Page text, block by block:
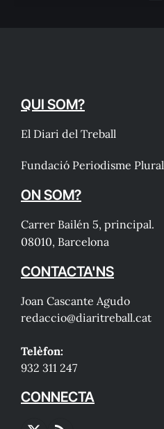
QUI SOM?
El Diari del Treball
Fundació Periodisme Plural
ON SOM?
Carrer Bailén 5, principal.
08010, Barcelona
CONTACTA'NS
Joan Cascante Agudo
redaccio@diaritreball.cat
Telèfon:
932 311 247
CONNECTA